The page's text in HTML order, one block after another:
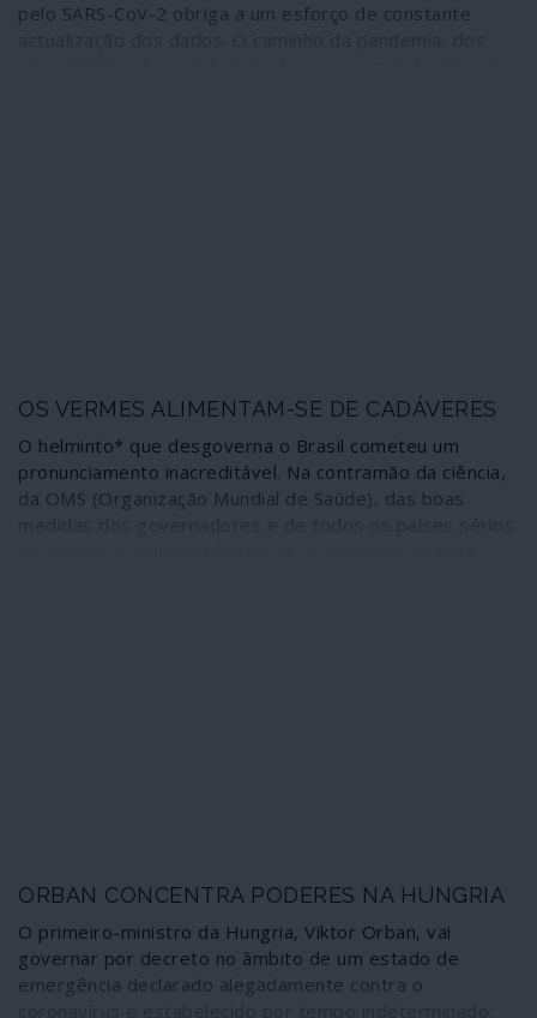
pelo SARS-CoV-2 obriga a um esforço de constante
OS VERMES ALIMENTAM-SE DE CADÁVERES
O helminto* que desgoverna o Brasil cometeu um
pronunciamento inacreditável. Na contramão da ciência,
da OMS (Organização Mundial de Saúde), das boas
ORBAN CONCENTRA PODERES NA HUNGRIA
O primeiro-ministro da Hungria, Viktor Orban, vai
governar por decreto no âmbito de um estado de
emergência declarado alegadamente contra o